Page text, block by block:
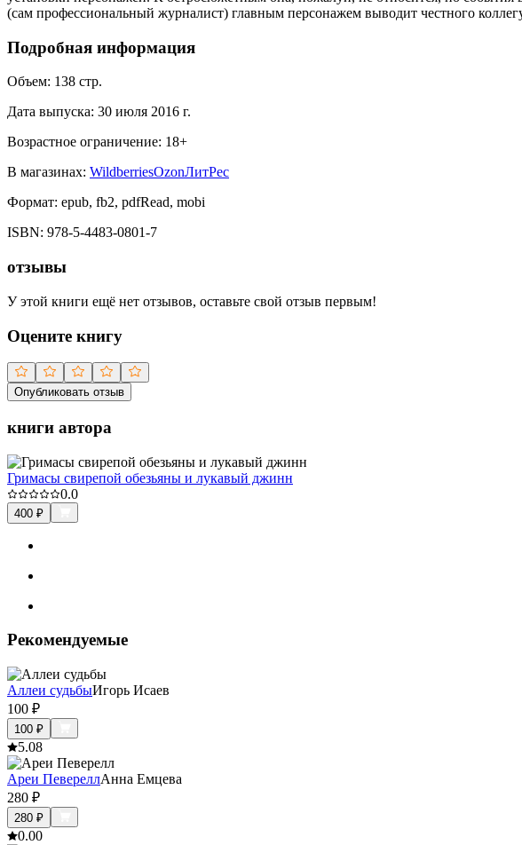
(сам профессиональный журналист) главным персонажем выводит честного
Подробная информация
Объем: 138 стр.
Дата выпуска: 30 июля 2016 г.
Возрастное ограничение: 18+
В магазинах: WildberriesOzonЛитРес
Формат: epub, fb2, pdfRead, mobi
ISBN: 978-5-4483-0801-7
отзывы
У этой книги ещё нет отзывов, оставьте свой отзыв первым!
Оцените книгу
Опубликовать отзыв
книги автора
Гримасы свирепой обезьяны и лукавый джинн
0.0
400 ₽
Рекомендуемые
Аллеи судьбыИгорь Исаев
100 ₽
100 ₽
5.08
Ареи ПевереллАнна Емцева
280 ₽
280 ₽
0.00